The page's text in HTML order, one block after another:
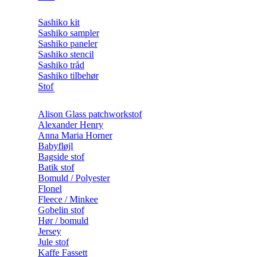
Sashiko kit
Sashiko sampler
Sashiko paneler
Sashiko stencil
Sashiko tråd
Sashiko tilbehør
Stof
Alison Glass patchworkstof
Alexander Henry
Anna Maria Horner
Babyfløjl
Bagside stof
Batik stof
Bomuld / Polyester
Flonel
Fleece / Minkee
Gobelin stof
Hør / bomuld
Jersey
Jule stof
Kaffe Fassett